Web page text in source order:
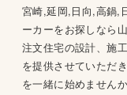
宮崎,延岡,日向,高鍋,
ーカーをお探しなら
注文住宅の設計、施
を提供させていただ
を一緒に始めません